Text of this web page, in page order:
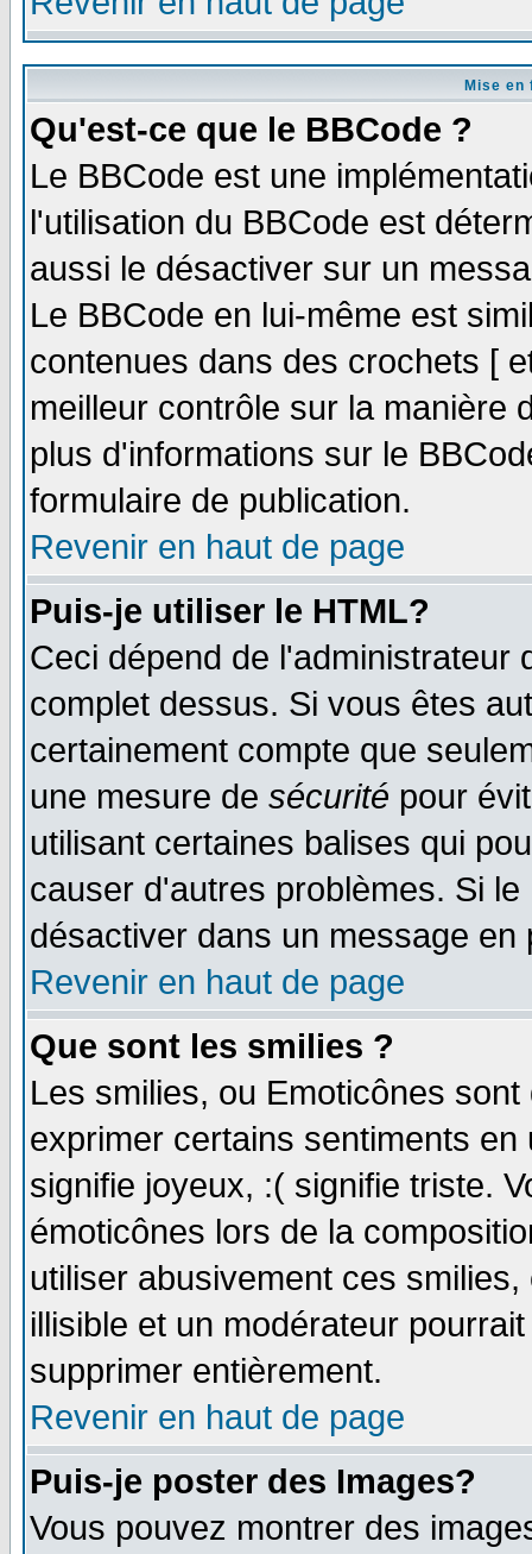
Mise
Qu'est-ce que le BBCode ?
Le BBCode est une
l'utilisation du BBCode est
aussi le désactiver sur un
Le BBCode en lui-même est
contenues dans des crochets [
meilleur contrôle sur la manière
plus d'informations sur le
formulaire de publication.
Revenir en haut de page
Puis-je utiliser le HTML?
Ceci dépend de l'administrateur
complet dessus. Si vous êtes
certainement compte que
une mesure de sécurité pour
utilisant certaines balises qui
causer d'autres problèmes. Si
désactiver dans un message
Revenir en haut de page
Que sont les smilies ?
Les smilies, ou Emoticônes
exprimer certains sentiments
signifie joyeux, :( signifie triste.
émoticônes lors de la
utiliser abusivement ces
illisible et un modérateur
supprimer entièrement.
Revenir en haut de page
Puis-je poster des Images?
Vous pouvez montrer des